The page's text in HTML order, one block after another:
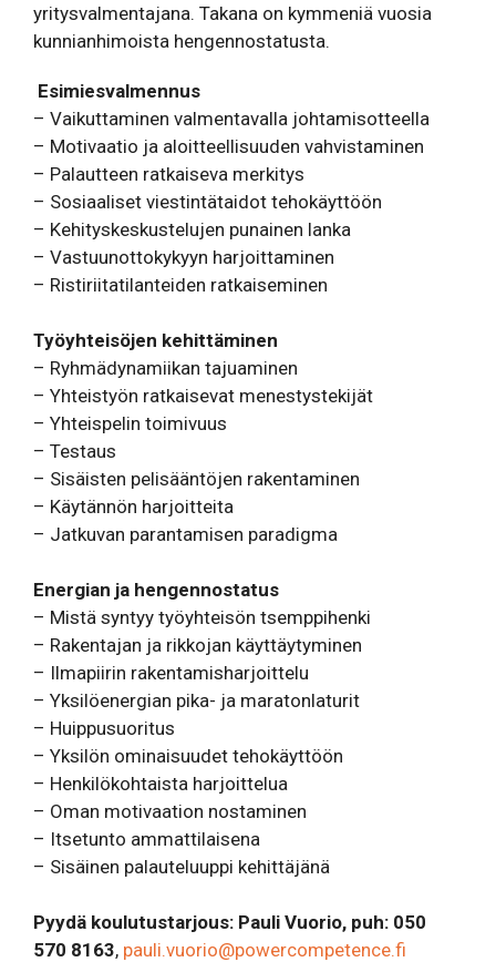
yritysvalmentajana. Takana on kymmeniä vuosia
kunnianhimoista hengennostatusta.
Esimiesvalmennus
– Vaikuttaminen valmentavalla johtamisotteella
– Motivaatio ja aloitteellisuuden vahvistaminen
– Palautteen ratkaiseva merkitys
– Sosiaaliset viestintätaidot tehokäyttöön
– Kehityskeskustelujen punainen lanka
– Vastuunottokykyyn harjoittaminen
– Ristiriitatilanteiden ratkaiseminen
Työyhteisöjen kehittäminen
– Ryhmädynamiikan tajuaminen
– Yhteistyön ratkaisevat menestystekijät
– Yhteispelin toimivuus
– Testaus
– Sisäisten pelisääntöjen rakentaminen
– Käytännön harjoitteita
– Jatkuvan parantamisen paradigma
Energian ja hengennostatus
– Mistä syntyy työyhteisön tsemppihenki
– Rakentajan ja rikkojan käyttäytyminen
– Ilmapiirin rakentamisharjoittelu
– Yksilöenergian pika- ja maratonlaturit
– Huippusuoritus
– Yksilön ominaisuudet tehokäyttöön
– Henkilökohtaista harjoittelua
– Oman motivaation nostaminen
– Itsetunto ammattilaisena
– Sisäinen palauteluuppi kehittäjänä
Pyydä koulutustarjous: Pauli Vuorio, puh: 050
570 8163, pauli.vuorio@powercompetence.fi